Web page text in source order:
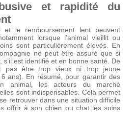
et rapidité du
et le remboursement lent peuvent
lorsque l’animal vieillit ou
sont particulièrement élevés. En
ne peut être assuré que si
s'il est identifié et en bonne santé. De
pas être trop vieux ni trop jeune
ans). En résumé, pour garantir des
animal, les acteurs du marché
sont indispensables. Cela permet
retrouver dans une situation difficile
offrir à son chien ou chat les soins